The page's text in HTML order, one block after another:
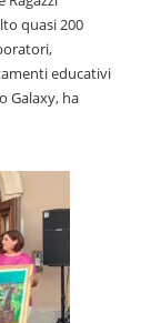
quasi 200
educativi
Galaxy, ha